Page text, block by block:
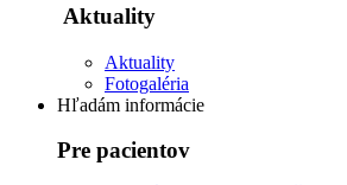
Aktuality
Aktuality
Fotogaléria
Hľadám informácie
Pre pacientov